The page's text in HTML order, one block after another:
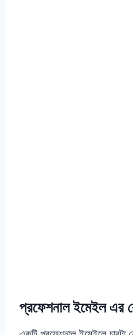
প্রফেশনাল ইমেইলএর